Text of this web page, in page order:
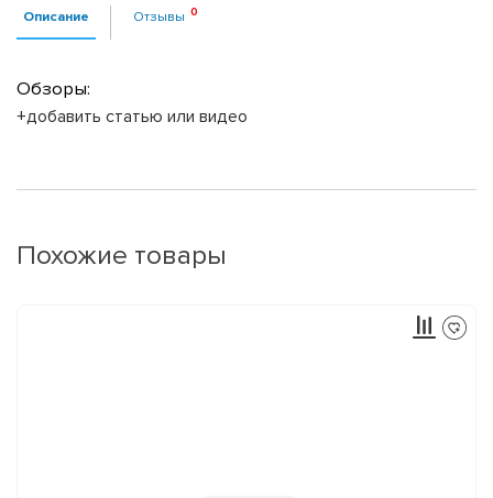
Описание Отзывы
Обзоры:
+добавить статью или видео
Похожие товары